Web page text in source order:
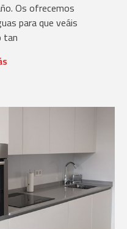
Os ofrecemos
para que veáis
tan